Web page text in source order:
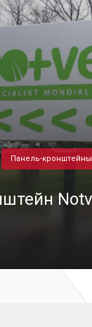
Панель-кронштейны